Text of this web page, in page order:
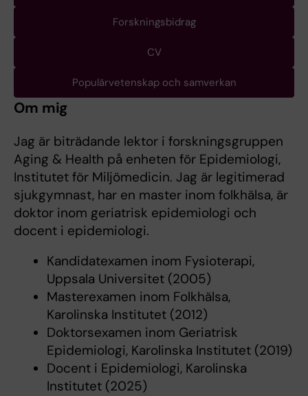
Forskningsbidrag
CV
Populärvetenskap och samverkan
Om mig
Jag är biträdande lektor i forskningsgruppen
Aging & Health på enheten för Epidemiologi,
Institutet för Miljömedicin. Jag är legitimerad
sjukgymnast, har en master inom folkhälsa, är
doktor inom geriatrisk epidemiologi och
docent i epidemiologi.
Kandidatexamen inom Fysioterapi,
Uppsala Universitet (2005)
Masterexamen inom Folkhälsa,
Karolinska Institutet (2012)
Doktorsexamen inom Geriatrisk
Epidemiologi, Karolinska Institutet (2019)
Docent i Epidemiologi, Karolinska
Institutet (2025)